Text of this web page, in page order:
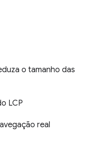
o tamanho das
LCP
real